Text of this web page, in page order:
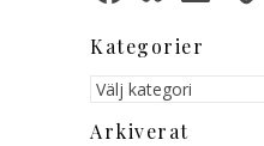
Kategorier
Kategorier
Arkiverat